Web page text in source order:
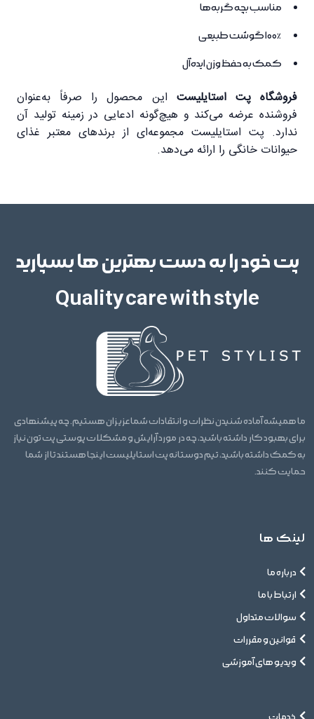
مناسب بچه گربه‌ها
100٪ گوشت طبیعی
کمک به حفظ وزن ایده‌آل
فروشگاه پت استایلیست این محصول را صرفاً به‌عنوان
فروشنده عرضه می‌کند و هیچ‌گونه ادعایی در زمینه تولید آن
ندارد. پت استایلیست مجموعه‌ای از برندهای معتبر غذای
حیوانات خانگی را ارائه می‌دهد.
پت خود را به دست بهترین ها بسپارید
Quality care with style
ما همیشه آماده شنیدن نظرات و انتقادات شما عزیزان هستیم. چه پیشنهادی
برای بهبود کار داشته باشید، چه در مورد آرایش و مشکلات پوستی پت تون نیاز
به کمک داشته باشید، تیم دوستانه پت استایلیست اینجا هستند تا از شما
حمایت کنند.
لینک ها
درباره ما
ارتباط با ما
سوالات متداول
قوانین و مقررات
ویدیو های آموزشی